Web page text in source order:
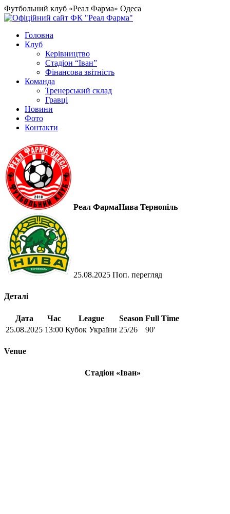
Футбольний клуб «Реал Фарма» Одеса
Головна
Клуб
Керівництво
Стадіон “Іван”
Фінансова звітність
Команда
Тренерський склад
Гравці
Новини
Фото
Контакти
Реал ФармаНива Тернопіль
25.08.2025 Поп. перегляд
Деталі
Дата Час League Season Full Time
25.08.2025 13:00 Кубок України 25/26 90'
Venue
Стадіон «Іван»